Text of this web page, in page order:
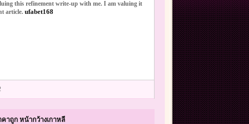
this refinement write-up with me. I am valuing it
article. ufabet168
คาถูก หน้ากว้างเกาหลี